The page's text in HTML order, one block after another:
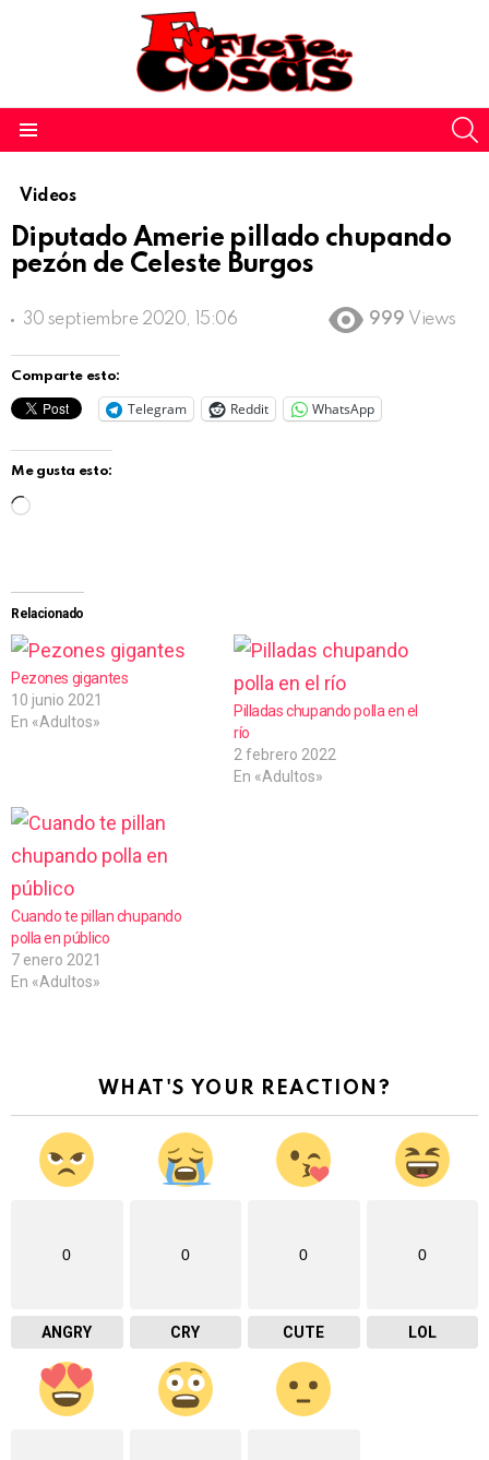
Videos
Diputado Amerie pillado chupando
pezón de Celeste Burgos
30 septiembre 2020, 15:06 999 Views
Comparte esto:
Telegram Reddit WhatsApp
Me gusta esto:
g
a
n
d
.
Relacionado
Pezones gigantes
10 junio 2021
En «Adultos»
Pilladas chupando polla en el
río
2 febrero 2022
En «Adultos»
Cuando te pillan chupando
polla en público
7 enero 2021
En «Adultos»
WHAT'S YOUR REACTION?
0
ANGRY
0
CRY
0
CUTE
0
LOL